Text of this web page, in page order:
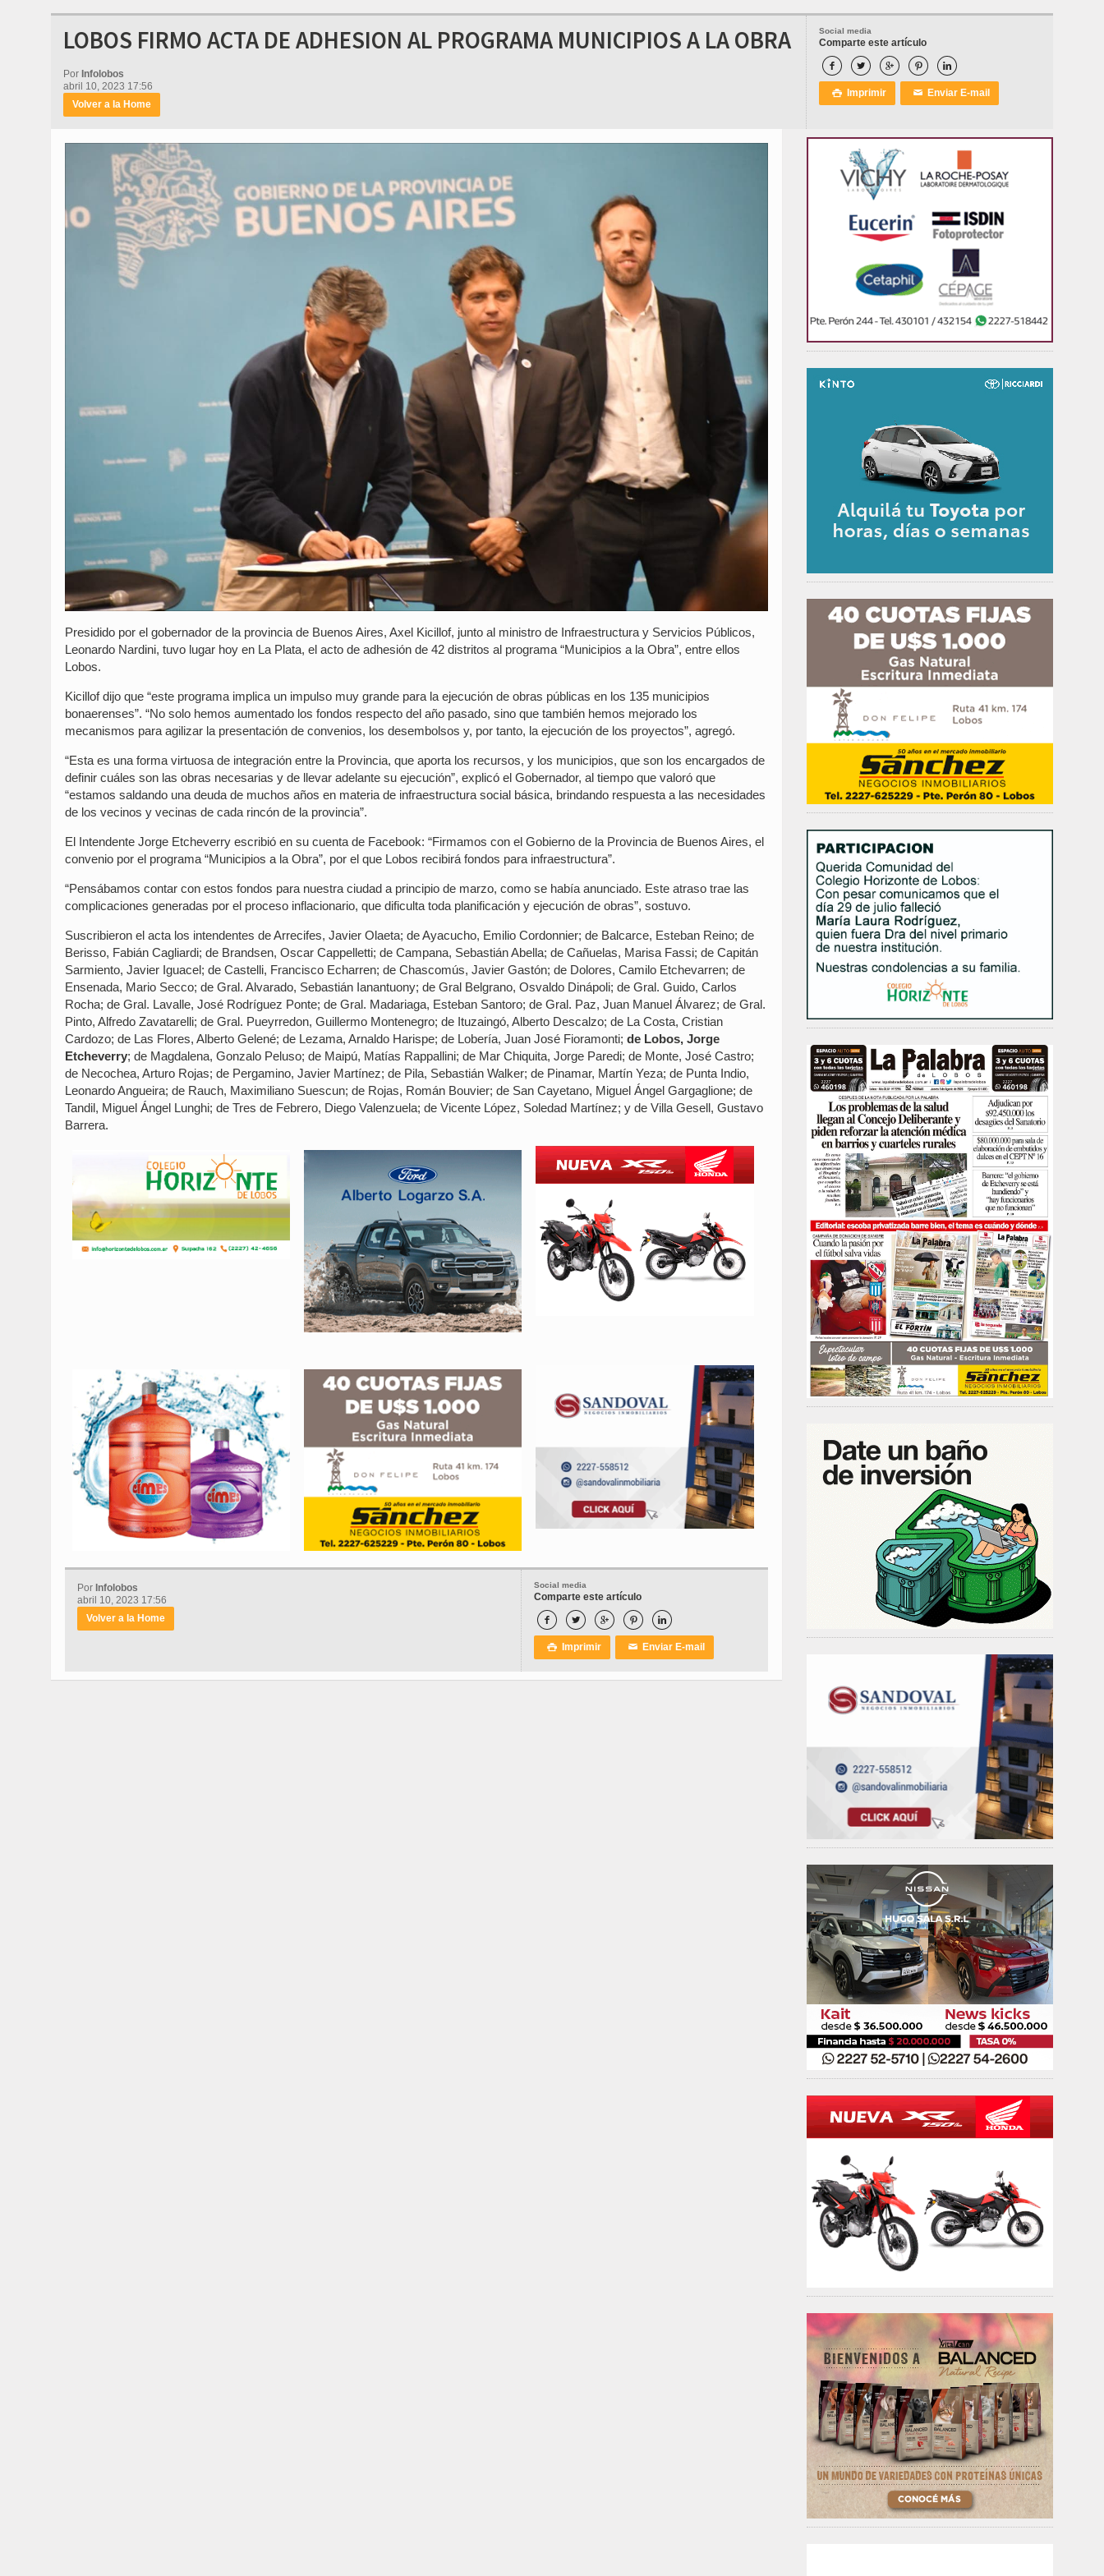
Social media
Comparte este artículo
    
 Imprimir ✉ Enviar E-mail
LOBOS FIRMO ACTA DE ADHESION AL PROGRAMA MUNICIPIOS A LA OBRA
Por Infolobos
abril 10, 2023 17:56
Volver a la Home
Presidido por el gobernador de la provincia de Buenos Aires, Axel Kicillof, junto al ministro de Infraestructura y Servicios Públicos,
Leonardo Nardini, tuvo lugar hoy en La Plata, el acto de adhesión de 42 distritos al programa “Municipios a la Obra”, entre ellos
Lobos.
Kicillof dijo que “este programa implica un impulso muy grande para la ejecución de obras públicas en los 135 municipios
bonaerenses”. “No solo hemos aumentado los fondos respecto del año pasado, sino que también hemos mejorado los
mecanismos para agilizar la presentación de convenios, los desembolsos y, por tanto, la ejecución de los proyectos”, agregó.
“Esta es una forma virtuosa de integración entre la Provincia, que aporta los recursos, y los municipios, que son los encargados de
definir cuáles son las obras necesarias y de llevar adelante su ejecución”, explicó el Gobernador, al tiempo que valoró que
“estamos saldando una deuda de muchos años en materia de infraestructura social básica, brindando respuesta a las necesidades
de los vecinos y vecinas de cada rincón de la provincia”.
El Intendente Jorge Etcheverry escribió en su cuenta de Facebook: “Firmamos con el Gobierno de la Provincia de Buenos Aires, el
convenio por el programa “Municipios a la Obra”, por el que Lobos recibirá fondos para infraestructura”.
“Pensábamos contar con estos fondos para nuestra ciudad a principio de marzo, como se había anunciado. Este atraso trae las
complicaciones generadas por el proceso inflacionario, que dificulta toda planificación y ejecución de obras”, sostuvo.
Suscribieron el acta los intendentes de Arrecifes, Javier Olaeta; de Ayacucho, Emilio Cordonnier; de Balcarce, Esteban Reino; de
Berisso, Fabián Cagliardi; de Brandsen, Oscar Cappelletti; de Campana, Sebastián Abella; de Cañuelas, Marisa Fassi; de Capitán
Sarmiento, Javier Iguacel; de Castelli, Francisco Echarren; de Chascomús, Javier Gastón; de Dolores, Camilo Etchevarren; de
Ensenada, Mario Secco; de Gral. Alvarado, Sebastián Ianantuony; de Gral Belgrano, Osvaldo Dinápoli; de Gral. Guido, Carlos
Rocha; de Gral. Lavalle, José Rodríguez Ponte; de Gral. Madariaga, Esteban Santoro; de Gral. Paz, Juan Manuel Álvarez; de Gral.
Pinto, Alfredo Zavatarelli; de Gral. Pueyrredon, Guillermo Montenegro; de Ituzaingó, Alberto Descalzo; de La Costa, Cristian
Cardozo; de Las Flores, Alberto Gelené; de Lezama, Arnaldo Harispe; de Lobería, Juan José Fioramonti; de Lobos, Jorge
Etcheverry; de Magdalena, Gonzalo Peluso; de Maipú, Matías Rappallini; de Mar Chiquita, Jorge Paredi; de Monte, José Castro;
de Necochea, Arturo Rojas; de Pergamino, Javier Martínez; de Pila, Sebastián Walker; de Pinamar, Martín Yeza; de Punta Indio,
Leonardo Angueira; de Rauch, Maximiliano Suescun; de Rojas, Román Bouvier; de San Cayetano, Miguel Ángel Gargaglione; de
Tandil, Miguel Ángel Lunghi; de Tres de Febrero, Diego Valenzuela; de Vicente López, Soledad Martínez; y de Villa Gesell, Gustavo
Barrera.
Social media
Comparte este artículo
    
 Imprimir ✉ Enviar E-mail
Por Infolobos
abril 10, 2023 17:56
Volver a la Home